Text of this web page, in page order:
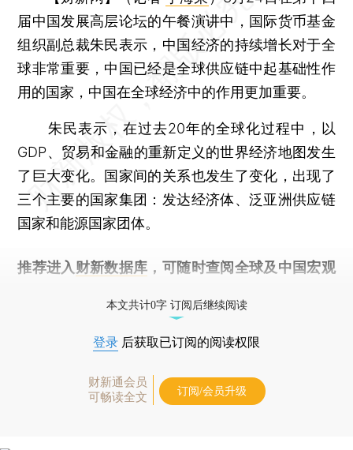
届中国发展高层论坛的午餐演讲中，国际货币基金
组织副总裁朱民表示，中国经济的持续增长对于全
球非常重要，中国已经是全球供应链中起基础性作
用的国家，中国在全球经济中的作用更加重要。
朱民表示，在过去20年的全球化过程中，以
GDP、贸易和金融的重新定义的世界经济地图发生
了巨大变化。国家间的关系也发生了变化，出现了
三个主要的国家集团：发达经济体、泛亚洲供应链
国家和能源国家团体。
推荐进入 财新数据库 ，可随时查阅全球及中国宏观
本文共计0字 订阅后继续阅读
登录 后获取已订阅的阅读权限
财新通会员
可畅读全文
订阅/会员升级